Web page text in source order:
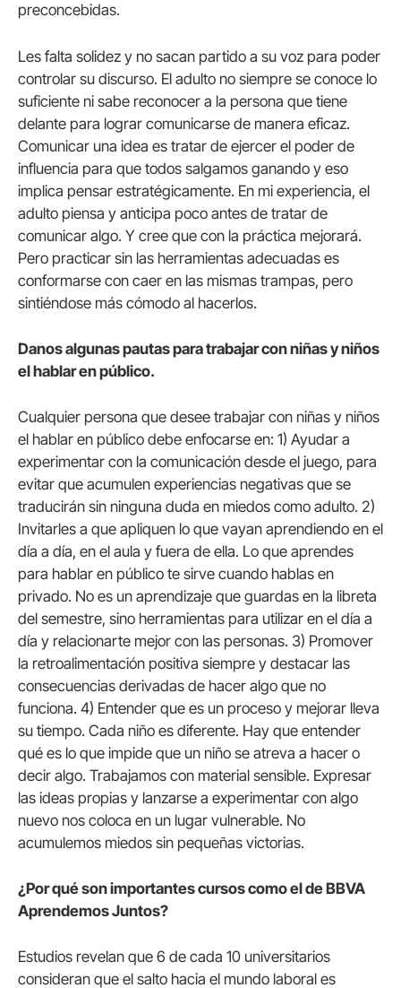
preconcebidas.
Les falta solidez y no sacan partido a su voz para poder
controlar su discurso. El adulto no siempre se conoce lo
suficiente ni sabe reconocer a la persona que tiene
delante para lograr comunicarse de manera eficaz.
Comunicar una idea es tratar de ejercer el poder de
influencia para que todos salgamos ganando y eso
implica pensar estratégicamente. En mi experiencia, el
adulto piensa y anticipa poco antes de tratar de
comunicar algo. Y cree que con la práctica mejorará.
Pero practicar sin las herramientas adecuadas es
conformarse con caer en las mismas trampas, pero
sintiéndose más cómodo al hacerlos.
Danos algunas pautas para trabajar con niñas y niños
el hablar en público.
Cualquier persona que desee trabajar con niñas y niños
el hablar en público debe enfocarse en: 1) Ayudar a
experimentar con la comunicación desde el juego, para
evitar que acumulen experiencias negativas que se
traducirán sin ninguna duda en miedos como adulto. 2)
Invitarles a que apliquen lo que vayan aprendiendo en el
día a día, en el aula y fuera de ella. Lo que aprendes
para hablar en público te sirve cuando hablas en
privado. No es un aprendizaje que guardas en la libreta
del semestre, sino herramientas para utilizar en el día a
día y relacionarte mejor con las personas. 3) Promover
la retroalimentación positiva siempre y destacar las
consecuencias derivadas de hacer algo que no
funciona. 4) Entender que es un proceso y mejorar lleva
su tiempo. Cada niño es diferente. Hay que entender
qué es lo que impide que un niño se atreva a hacer o
decir algo. Trabajamos con material sensible. Expresar
las ideas propias y lanzarse a experimentar con algo
nuevo nos coloca en un lugar vulnerable. No
acumulemos miedos sin pequeñas victorias.
¿Por qué son importantes cursos como el de BBVA
Aprendemos Juntos?
Estudios revelan que 6 de cada 10 universitarios
consideran que el salto hacia el mundo laboral es